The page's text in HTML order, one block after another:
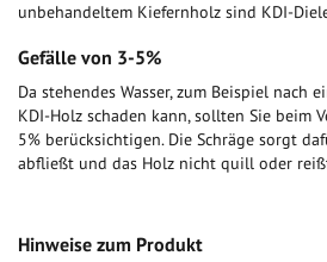
unbehandeltem Kiefernholz sind KDI-
Gefälle von 3-5%
Da stehendes Wasser, zum Beispiel nach
KDI-Holz schaden kann, sollten Sie beim
5% berücksichtigen. Die Schräge sorgt
abfließt und das Holz nicht quill oder
Hinweise zum Produkt